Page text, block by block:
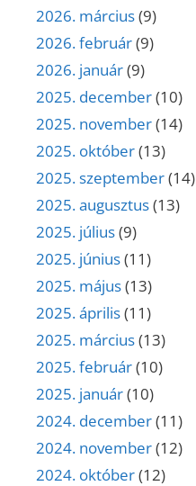
2026. március(9)
2026. február(9)
2026. január(9)
2025. december(10)
2025. november(14)
2025. október(13)
2025. szeptember(14)
2025. augusztus(13)
2025. július(9)
2025. június(11)
2025. május(13)
2025. április(11)
2025. március(13)
2025. február(10)
2025. január(10)
2024. december(11)
2024. november(12)
2024. október(12)